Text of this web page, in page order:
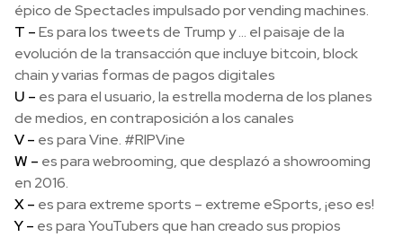
épico de Spectacles impulsado por vending machines.
T –Es para los tweets de Trump y … el paisaje de la
evolución de la transacción que incluye bitcoin, block
chain y varias formas de pagos digitales
U – es para el usuario, la estrella moderna de los planes
de medios, en contraposición a los canales
V – es para Vine. #RIPVine
W – es para webrooming, que desplazó a showrooming
en 2016.
X – es para extreme sports – extreme eSports, ¡eso es!
Y – es para YouTubers que han creado sus propios